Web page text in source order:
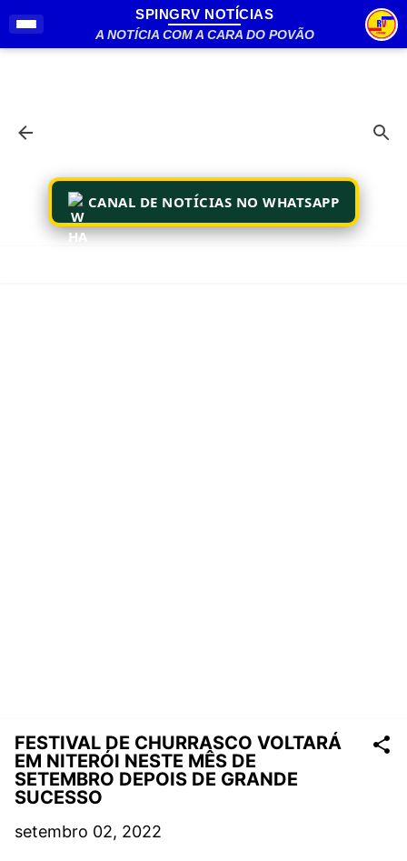
Pular para o conteúdo principal
SPINGRV NOTÍCIAS
A NOTÍCIA COM A CARA DO POVÃO
CANAL DE NOTÍCIAS NO WHATSAPP
FESTIVAL DE CHURRASCO VOLTARÁ
EM NITERÓI NESTE MÊS DE
SETEMBRO DEPOIS DE GRANDE
SUCESSO
setembro 02, 2022